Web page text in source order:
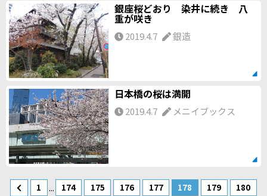
銀座桜どおり 染井に続き 八
重が咲き
2019.4.7 銀造
日本橋の桜は満開
2019.4.7 メニイブックス
1 ... 174 175 176 177 178 179
180